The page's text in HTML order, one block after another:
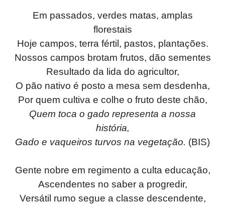
Em passados, verdes matas, amplas
florestais
Hoje campos, terra fértil, pastos, plantações.
Nossos campos brotam frutos, dão sementes
Resultado da lida do agricultor,
O pão nativo é posto a mesa sem desdenha,
Por quem cultiva e colhe o fruto deste chão,
Quem toca o gado representa a nossa
história,
Gado e vaqueiros turvos na vegetação. (BIS)
Gente nobre em regimento a culta educação,
Ascendentes no saber a progredir,
Versátil rumo segue a classe descendente,